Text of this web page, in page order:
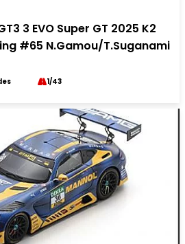
3 EVO Super GT 2025 K2
#65 N.Gamou/T.Suganami
1/43